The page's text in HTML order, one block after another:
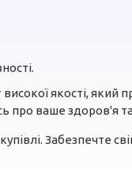
якості, який
про ваше здоров'я
Забезпечте